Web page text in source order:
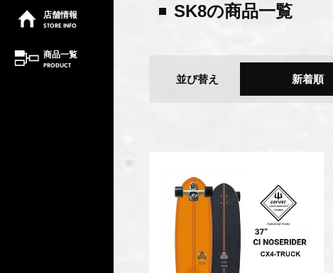
店舗情報
STORE INFO
商品一覧
PRODUCT
SK8の商品一覧
並び替え 新着順